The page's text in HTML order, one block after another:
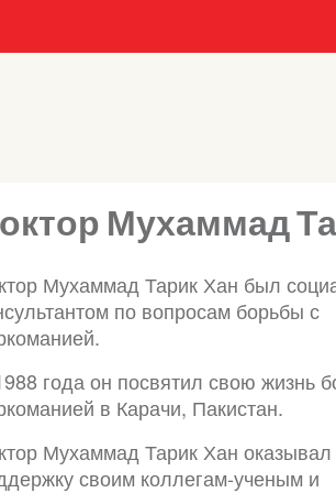
Мухаммад
Мухаммад Тарик Хан был
по вопросам борьбы с
года он посвятил свою жизнь
в Карачи, Пакистан.
Мухаммад Тарик Хан оказывал
своим коллегам-ученым и